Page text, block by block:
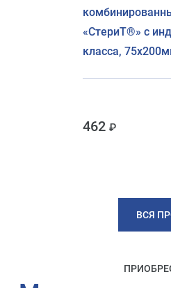
«СтериТ®» с
класса,
462
ВСЯ